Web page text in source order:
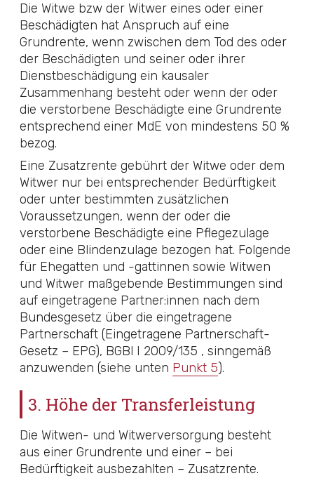
Die Witwe bzw der Witwer eines oder einer
Beschädigten hat Anspruch auf eine
Grundrente, wenn zwischen dem Tod des oder
der Beschädigten und seiner oder ihrer
Dienstbeschädigung ein kausaler
Zusammenhang besteht oder wenn der oder
die verstorbene Beschädigte eine Grundrente
entsprechend einer MdE von mindestens 50 %
bezog.
Eine Zusatzrente gebührt der Witwe oder dem
Witwer nur bei entsprechender Bedürftigkeit
oder unter bestimmten zusätzlichen
Voraussetzungen, wenn der oder die
verstorbene Beschädigte eine Pflegezulage
oder eine Blindenzulage bezogen hat. Folgende
für Ehegatten und -gattinnen sowie Witwen
und Witwer maßgebende Bestimmungen sind
auf eingetragene Partner:innen nach dem
Bundesgesetz über die eingetragene
Partnerschaft (Eingetragene Partnerschaft-
Gesetz – EPG), BGBl I 2009/135 , sinngemäß
anzuwenden (siehe unten Punkt 5).
3. Höhe der Transferleistung
Die Witwen- und Witwerversorgung besteht
aus einer Grundrente und einer – bei
Bedürftigkeit ausbezahlten – Zusatzrente.